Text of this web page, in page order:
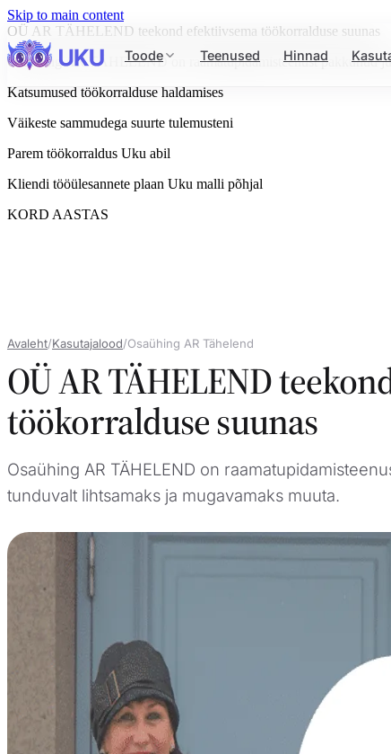
Skip to main content
Toode Teenused Hinnad
OÜ AR TÄHELEND teekond efektiivsema töökorralduse suunas
Osaühing AR TÄHELEND on raamatupidamisteenust pakkunud
Katsumused töökorralduse haldamises
Väikeste sammudega suurte tulemusteni
Parem töökorraldus Uku abil
Kliendi tööülesannete plaan Uku malli põhjal
KORD AASTAS
Avaleht/Kasutajalood/Osaühing AR Tähelend
OÜ AR TÄHELEND
töökorralduse suunas
Osaühing AR TÄHELEND on
tunduvalt lihtsamaks ja mugavamaks muuta.